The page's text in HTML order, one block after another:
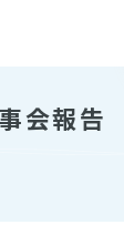
会報告